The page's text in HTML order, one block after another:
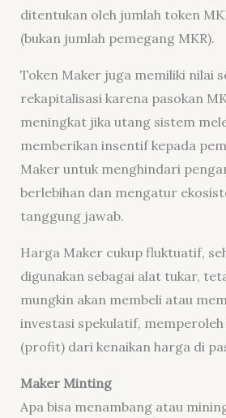
ditentukan oleh jumlah token
(bukan jumlah pemegang MKR).
Token Maker juga memiliki nilai
rekapitalisasi karena pasokan
meningkat jika utang sistem
memberikan insentif kepada
Maker untuk menghindari
berlebihan dan mengatur
tanggung jawab.
Harga Maker cukup fluktuatif,
digunakan sebagai alat tukar,
mungkin akan membeli atau
investasi spekulatif,
(profit) dari kenaikan harga di
Maker Minting
Apa bisa menambang atau